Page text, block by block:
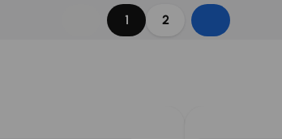
1 2